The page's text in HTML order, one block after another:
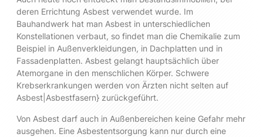
deren Errichtung Asbest verwendet wurde. Im
Bauhandwerk hat man Asbest in unterschiedlichen
Konstellationen verbaut, so findet man die Chemikalie zum
Beispiel in Außenverkleidungen, in Dachplatten und in
Fassadenplatten. Asbest gelangt hauptsächlich über
Atemorgane in den menschlichen Körper. Schwere
Krebserkrankungen werden von Ärzten nicht selten auf
Asbest|Asbestfasern} zurückgeführt.
Von Asbest darf auch in Außenbereichen keine Gefahr mehr
ausgehen. Eine Asbestentsorgung kann nur durch eine